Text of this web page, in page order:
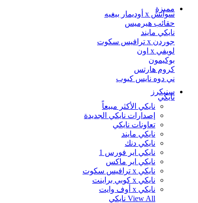
مميزة
سواتش x أوديمار بيغيه
حقائب هيرميس
نايكي مايند
جوردن x ترافيس سكوت
لويفي x اون
بوكيمون
كروم هارتس
ني دوه نايس كيوب
سنيكرز
نايكي
نايكي الأكثر مبيعاً
إصدارات نايكي الجديدة
تعاونات نايكي
نايكي مايند
نايكي دنك
نايكي اير فورس 1
نايكي اير ماكس
نايكي x ترافيس سكوت
نايكي x كوبي براينت
نايكي x أوف وايت
View All نايكي